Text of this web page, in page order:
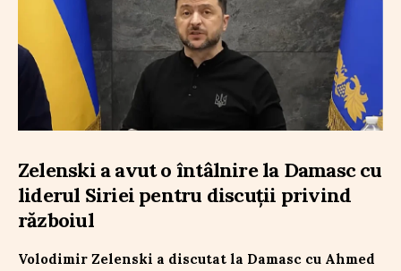
Zelenski a avut o întâlnire la Damasc cu
liderul Siriei pentru discuții privind
războiul
Volodimir Zelenski a discutat la Damasc cu Ahmed